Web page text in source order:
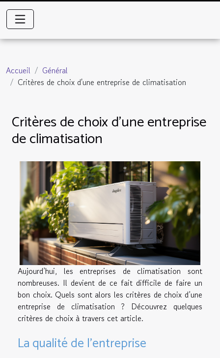
Accueil
Général
Critères de choix d'une entreprise de climatisation
Critères de choix d'une entreprise
de climatisation
Aujourd’hui, les entreprises de climatisation sont
nombreuses. Il devient de ce fait difficile de faire un
bon choix. Quels sont alors les critères de choix d’une
entreprise de climatisation ? Découvrez quelques
critères de choix à travers cet article.
La qualité de l’entreprise